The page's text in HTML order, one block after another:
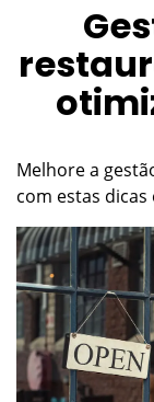
Melhore a
com estas dicas